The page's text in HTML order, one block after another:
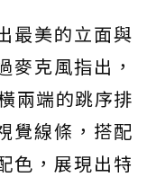
最美的立面與
麥克風指出，
兩端的跳序排
覺線條，搭配
色，展現出特